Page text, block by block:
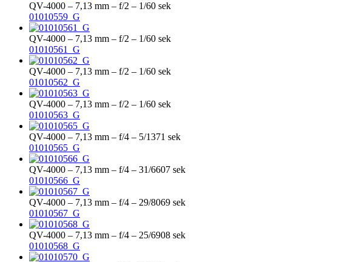
QV-4000 – 7,13 mm – f/2 – 1/60 sek
01010559_G
QV-4000 – 7,13 mm – f/2 – 1/60 sek
01010561_G
QV-4000 – 7,13 mm – f/2 – 1/60 sek
01010562_G
QV-4000 – 7,13 mm – f/2 – 1/60 sek
01010563_G
QV-4000 – 7,13 mm – f/4 – 5/1371 sek
01010565_G
QV-4000 – 7,13 mm – f/4 – 31/6607 sek
01010566_G
QV-4000 – 7,13 mm – f/4 – 29/8069 sek
01010567_G
QV-4000 – 7,13 mm – f/4 – 25/6908 sek
01010568_G